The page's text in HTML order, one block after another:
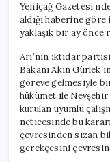
Yeniçağ
aldığı haberine
yaklaşık bir ay önce
Arı’nın iktidar
Bakanı Akın
göreve gelmesiyle
hükümet ile
kurulan uyumlu
neticesinde bu
çevresinden sızan
gerekçesini